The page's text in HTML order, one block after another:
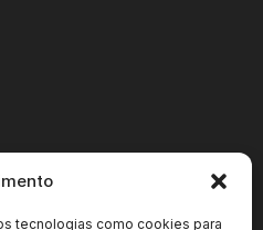
tecnologias como cookies para